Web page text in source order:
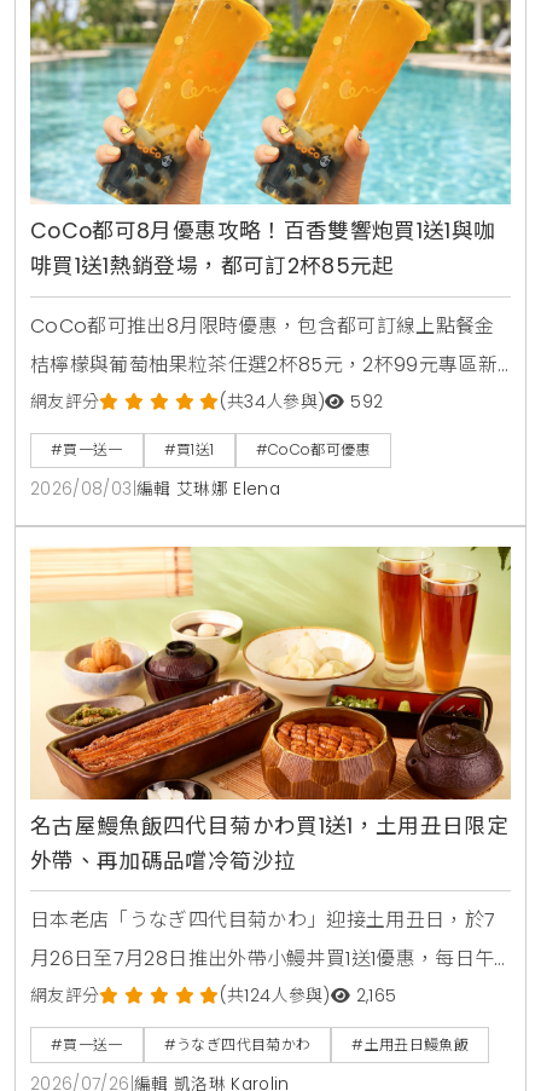
CoCo都可8月優惠攻略！百香雙響炮買1送1與咖
啡買1送1熱銷登場，都可訂2杯85元起
CoCo都可推出8月限時優惠，包含都可訂線上點餐金
桔檸檬與葡萄柚果粒茶任選2杯85元，2杯99元專區新
上架粉角檸檬冬瓜，每週一二指定咖啡買1送1，8月5日
週三好友日更祭出百香雙響炮買1送1優惠。
網友評分 (共34人參與) 592
#買一送一 #買1送1 #CoCo都可優惠
2026/08/03 編輯 艾琳娜 Elena
名古屋鰻魚飯四代目菊かわ買1送1，土用丑日限定
外帶、再加碼品嚐冷筍沙拉
日本老店「うなぎ四代目菊かわ」迎接土用丑日，於7
月26日至7月28日推出外帶小鰻丼買1送1優惠，每日午
晚餐各限量15組。即日起至8月31日同步開賣「夏鰻雙
饗宴」特價2450元與全新單品冷筍沙拉，提供最道地
的日本夏日食補饗宴。
網友評分 (共124人參與) 2,165
#買一送一 #うなぎ四代目菊かわ #土用丑日鰻魚飯
2026/07/26 編輯 凱洛琳 Karolin